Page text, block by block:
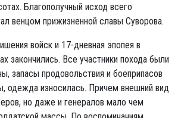
Благополучный исход всего
венцом прижизненной славы Суворова.
войск и 17-дневная эпопея в
закончились. Все участники похода были
запасы продовольствия и боеприпасов
одежда износилась. Причем внешний вид
но даже и генералов мало чем